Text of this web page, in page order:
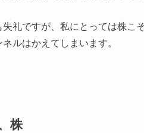
失礼ですが、私にとっては株こ
ルはかえてしまいます。
株